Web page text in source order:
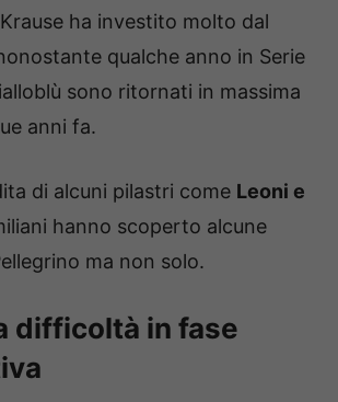
ha investito molto dal
qualche anno in Serie
sono ritornati in massima
anni fa.
di alcuni pilastri come Leoni e
hanno scoperto alcune
ma non solo.
difficoltà in fase